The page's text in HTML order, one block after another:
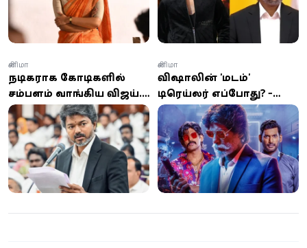
நடிகராக கோடிகளில்
சம்பளம் வாங்கிய விஜய்...
முதல்வராக பெறும்
சம்பளம் எவ்வளவு?
சினிமா
விஷாலின் 'மகுடம்'
டிரெய்லர் எப்போது? -
வெளியானது
அதிகாரப்பூர்வ அறிவிப்பு!
சினிமா